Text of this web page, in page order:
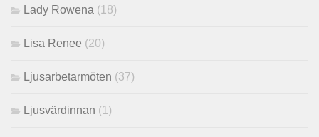
Lady Rowena (18)
Lisa Renee (20)
Ljusarbetarmöten (37)
Ljusvärdinnan (1)